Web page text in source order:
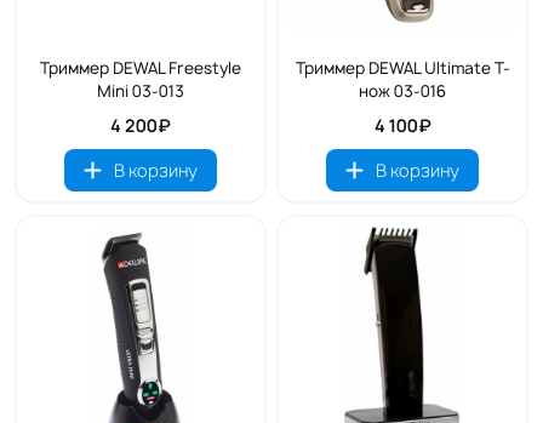
Триммер DEWAL Freestyle
Mini 03-013
4 200₽
В корзину
Триммер DEWAL Ultimate Т-
нож 03-016
4 100₽
В корзину